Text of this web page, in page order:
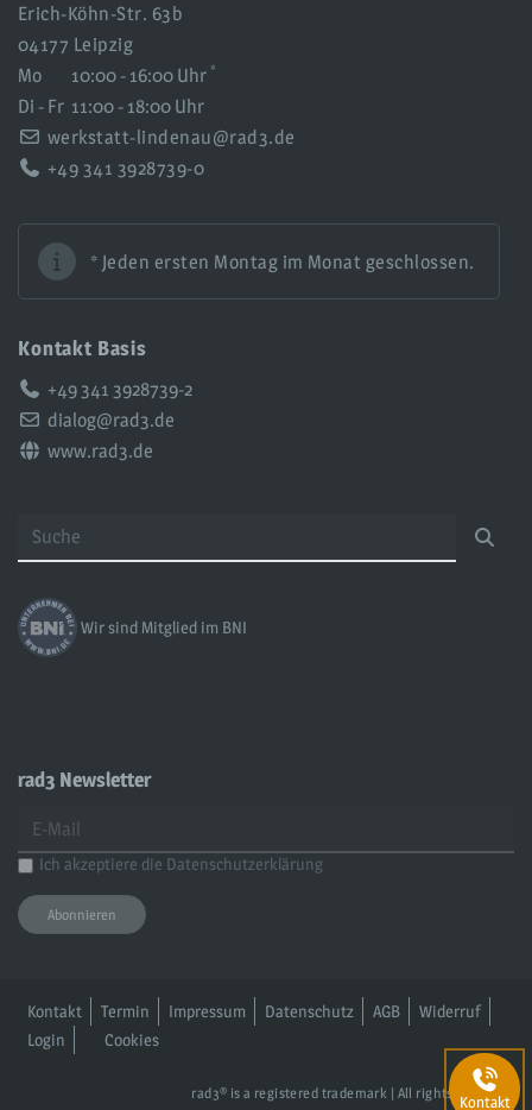
Erich-Köhn-Str. 63b
04177 Leipzig
Mo
10:00 - 16:00 Uhr *
Di - Fr 11:00 - 18:00 Uhr
werkstatt-lindenau@rad3.de
+49 341 3928739-0
* Jeden ersten Montag im Monat geschlossen.
Kontakt Basis
Telefon:+49 341 3928739-2
Email:dialog@rad3.de
Web:www.rad3.de
Wir sind Mitglied im BNI
rad3 Newsletter
Ich akzeptiere die Datenschutzerklärung
Kontakt Termin Impressum Datenschutz AGB
Widerruf
Login
Cookies
rad3® is a registered trademark | All rights reserved.
Kontakt